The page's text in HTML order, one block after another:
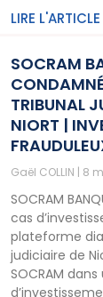
LIRE
SOCRAM
TRIBUNAL
NIORT |
Gaël COLLIN 8
SOCRAM
cas
plateforme
judiciaire de
SOCRAM